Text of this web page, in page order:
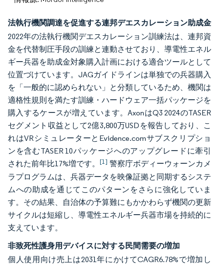
法執行機関調達を促進する連邦デエスカレーション助成金
2022年の法執行機関デエスカレーション訓練法は、連邦資
金を代替制圧手段の訓練と連動させており、導電性エネル
ギー兵器を助成金対象購入計画における適合ツールとして
位置づけています。JAGガイドラインは単独での兵器購入
を「一般的に認められない」と分類しているため、機関は
適格性規則を満たす訓練・ハードウェア一括パッケージを
購入するケースが増えています。AxonはQ3 2024のTASER
セグメント収益として2億3,800万USDを報告しており、こ
れはVRシミュレーターとEvidence.comサブスクリプショ
ンを含むTASER 10パッケージへのアップグレードに牽引
された前年比17%増です。[1] 警察庁ボディーウォーンカメ
ラプログラムは、兵器データを映像証拠と同期するシステ
ムへの助成を通じてこのパターンをさらに強化していま
す。その結果、自治体の予算難にもかかわらず機関の更新
サイクルは短縮し、導電性エネルギー兵器市場を持続的に
支えています。
非致死性護身用デバイスに対する民間需要の増加
個人使用向け売上は2031年にかけてCAGR6.78%で増加し